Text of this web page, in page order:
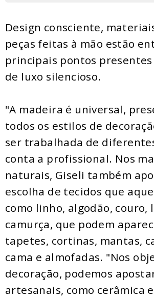
Design consciente,
peças feitas à mão estão
principais pontos
de luxo silencioso.
"A madeira é universal,
todos os estilos de
ser trabalhada de
conta a profissional. Nos
naturais, Giseli também
escolha de tecidos que
como linho, algodão, couro,
camurça, que podem
tapetes, cortinas, mantas,
cama e almofadas. "Nos
decoração, podemos
artesanais, como cerâmica